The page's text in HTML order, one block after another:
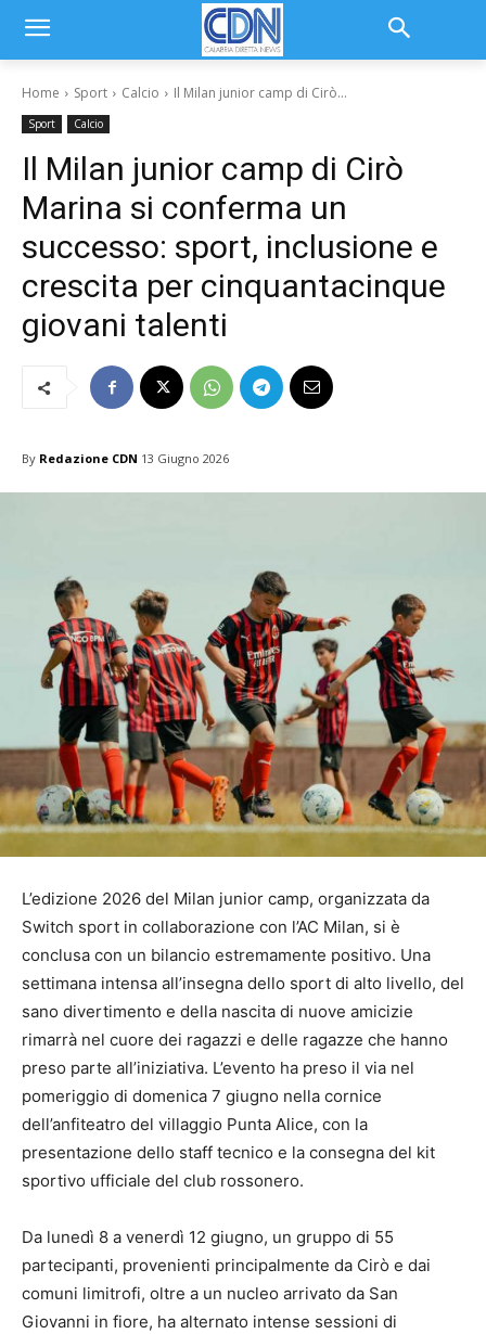
Home Sport Calcio Il Milan junior camp di Cirò...
Sport Calcio
Il Milan junior camp di Cirò
Marina si conferma un
successo: sport, inclusione e
crescita per cinquantacinque
giovani talenti
By Redazione CDN 13 Giugno 2026
L’edizione 2026 del Milan junior camp, organizzata da
Switch sport in collaborazione con l’AC Milan, si è
conclusa con un bilancio estremamente positivo. Una
settimana intensa all’insegna dello sport di alto livello, del
sano divertimento e della nascita di nuove amicizie
rimarrà nel cuore dei ragazzi e delle ragazze che hanno
preso parte all’iniziativa. L’evento ha preso il via nel
pomeriggio di domenica 7 giugno nella cornice
dell’anfiteatro del villaggio Punta Alice, con la
presentazione dello staff tecnico e la consegna del kit
sportivo ufficiale del club rossonero.
Da lunedì 8 a venerdì 12 giugno, un gruppo di 55
partecipanti, provenienti principalmente da Cirò e dai
comuni limitrofi, oltre a un nucleo arrivato da San
Giovanni in fiore, ha alternato intense sessioni di